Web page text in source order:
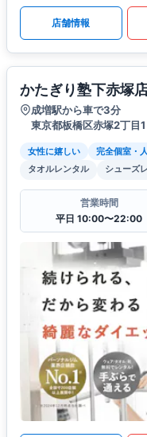
店舗情報
かたぎり塾下赤塚
成増駅から車で3分
東京都板橋区赤塚2丁目
女性に嬉しい 完全個室・
タオルレンタル
シューズ
営業時間
平日 10:00〜22:00